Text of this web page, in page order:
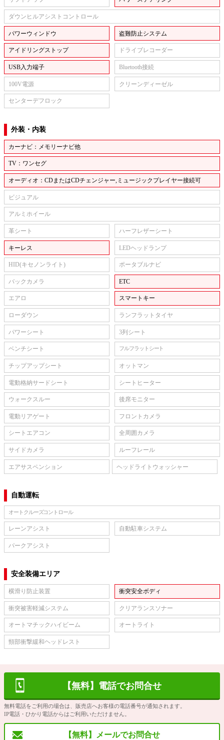
ダウンヒルアシストコントロール
パワーウィンドウ 盗難防止システム
アイドリングストップ ドライブレコーダー
USB入力端子 Bluetooth接続
100V電源 クリーンディーゼル
センターデフロック
外装・内装
カーナビ：メモリーナビ他
TV：ワンセグ
オーディオ：CDまたはCDチェンジャー,ミュージックプレイヤー接続可
ビジュアル
アルミホイール
革シート ハーフレザーシート
キーレス LEDヘッドランプ
HID(キセノンライト) ポータブルナビ
バックカメラ ETC
エアロ スマートキー
ローダウン ランフラットタイヤ
パワーシート 3列シート
ベンチシート フルフラットシート
チップアップシート オットマン
電動格納サードシート シートヒーター
ウォークスルー 後席モニター
電動リアゲート フロントカメラ
シートエアコン 全周囲カメラ
サイドカメラ ルーフレール
エアサスペンション ヘッドライトウォッシャー
自動運転
オートクルーズコントロール
レーンアシスト 自動駐車システム
パークアシスト
安全装備エリア
横滑り防止装置 衝突安全ボディ
衝突被害軽減システム クリアランスソナー
オートマチックハイビーム オートライト
頸部衝撃緩和ヘッドレスト
【無料】電話でお問合せ
無料電話をご利用の場合は、販売店へお客様の電話番号が通知されます。
IP電話・ひかり電話からはご利用いただけません。
【無料】メールでお問合せ